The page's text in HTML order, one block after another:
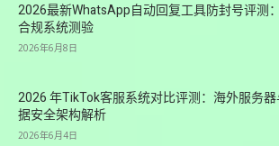
2026最新WhatsApp自动回复工具防封号评测
合规系统测验
2026年6月8日
2026 年TikTok客服系统对比评测：海外服务
据安全架构解析
2026年6月4日